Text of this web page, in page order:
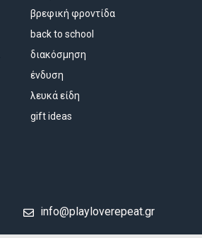
βρεφική φροντίδα
back to school
διακόσμηση
ένδυση
λευκά είδη
gift ideas
info@playloverepeat.gr